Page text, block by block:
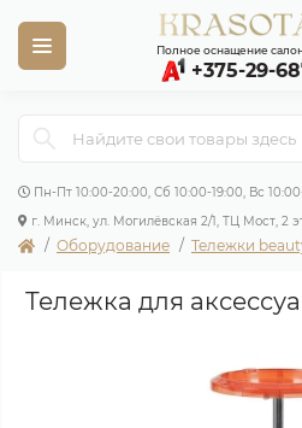
+375-29-
Полное оснащение
Пн-Пт 10:00-20:00, Сб 10:00-19:00, Вс
г. Минск, ул. Могилёвская 2/1, ТЦ Мост, 2
Оборудование Тележки
Тележка для